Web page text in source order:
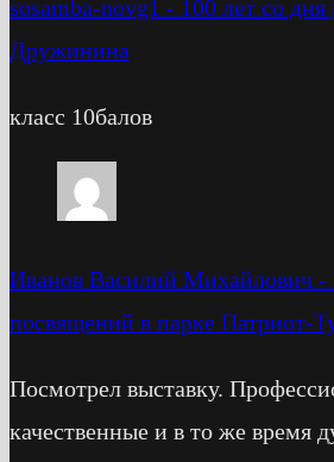
sosamba-novg1 - 100 лет со
Дружинина
класс 10балов
Иванов Василий Михайлович -
посвящений в парке Патриот-
Посмотрел выставку.
качественные и в то же время